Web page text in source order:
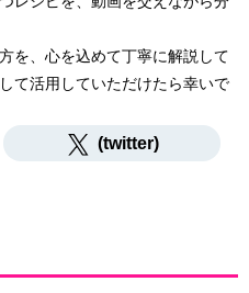
を、心を込めて丁寧に解説して
て活用していただけたら幸いで
(twitter)